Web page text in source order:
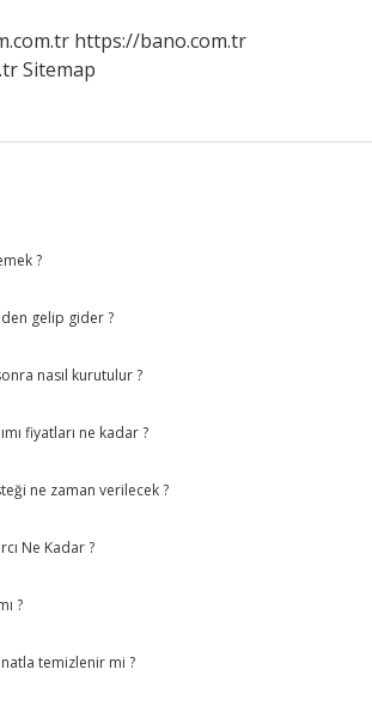
https://bano.com.tr
Sitemap
?
gelip gider ?
nasıl kurutulur ?
fiyatları ne kadar ?
ne zaman verilecek ?
Ne Kadar ?
?
temizlenir mi ?